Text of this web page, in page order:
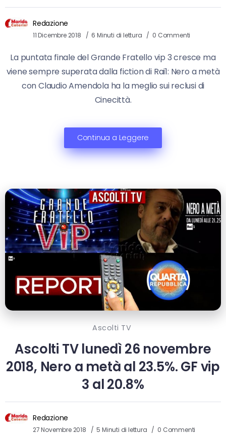
Redazione
11 Dicembre 2018 6 Minuti di lettura 0 Commenti
La puntata finale del Grande Fratello vip 3 cresce ma
viene sempre superata dalla fiction di Rai1: Nero a metà
con Claudio Amendola ha la meglio sui reclusi di
Cinecittà.
Continua a Leggere
Ascolti TV
Ascolti TV lunedì 26 novembre
2018, Nero a metà al 23.5%. GF vip
3 al 20.8%
Redazione
27 Novembre 2018 5 Minuti di lettura 0 Commenti